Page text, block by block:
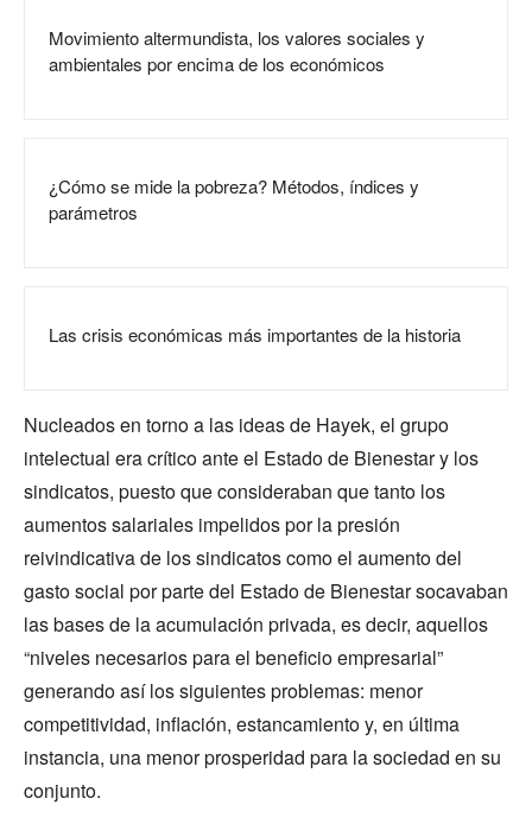
Movimiento altermundista, los valores sociales y
ambientales por encima de los económicos
¿Cómo se mide la pobreza? Métodos, índices y
parámetros
Las crisis económicas más importantes de la historia
Nucleados en torno a las ideas de Hayek, el grupo
intelectual era crítico ante el Estado de Bienestar y los
sindicatos, puesto que consideraban que tanto los
aumentos salariales impelidos por la presión
reivindicativa de los sindicatos como el aumento del
gasto social por parte del Estado de Bienestar socavaban
las bases de la acumulación privada, es decir, aquellos
“niveles necesarios para el beneficio empresarial”
generando así los siguientes problemas: menor
competitividad, inflación, estancamiento y, en última
instancia, una menor prosperidad para la sociedad en su
conjunto.